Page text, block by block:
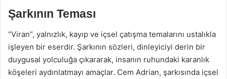
Şarkının Teması
“Viran”, yalnızlık, kayıp ve içsel çatışma temalarını ustalıkla
işleyen bir eserdir. Şarkının sözleri, dinleyiciyi derin bir
duygusal yolculuğa çıkararak, insanın ruhundaki karanlık
köşeleri aydınlatmayı amaçlar. Cem Adrian, şarkısında içsel